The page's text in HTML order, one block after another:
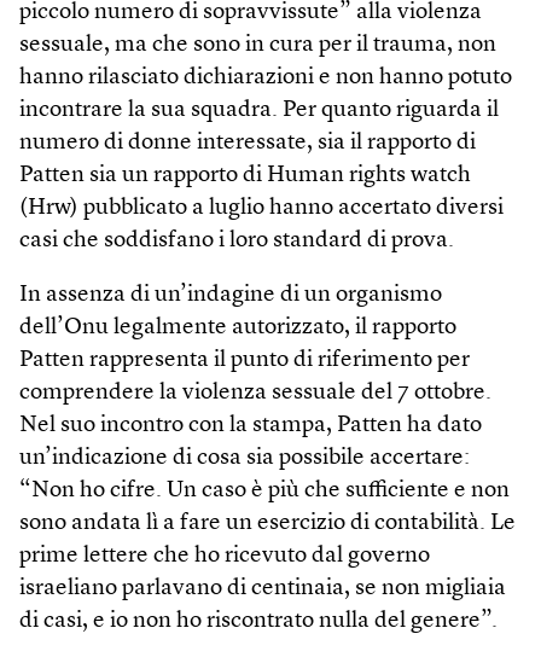
piccolo numero di sopravvissute” alla violenza
sessuale, ma che sono in cura per il trauma, non
hanno rilasciato dichiarazioni e non hanno potuto
incontrare la sua squadra. Per quanto riguarda il
numero di donne interessate, sia il rapporto di
Patten sia un rapporto di Human rights watch
(Hrw) pubblicato a luglio hanno accertato diversi
casi che soddisfano i loro standard di prova.
In assenza di un’indagine di un organismo
dell’Onu legalmente autorizzato, il rapporto
Patten rappresenta il punto di riferimento per
comprendere la violenza sessuale del 7 ottobre.
Nel suo incontro con la stampa, Patten ha dato
un’indicazione di cosa sia possibile accertare:
“Non ho cifre. Un caso è più che sufficiente e non
sono andata lì a fare un esercizio di contabilità. Le
prime lettere che ho ricevuto dal governo
israeliano parlavano di centinaia, se non migliaia
di casi, e io non ho riscontrato nulla del genere”.